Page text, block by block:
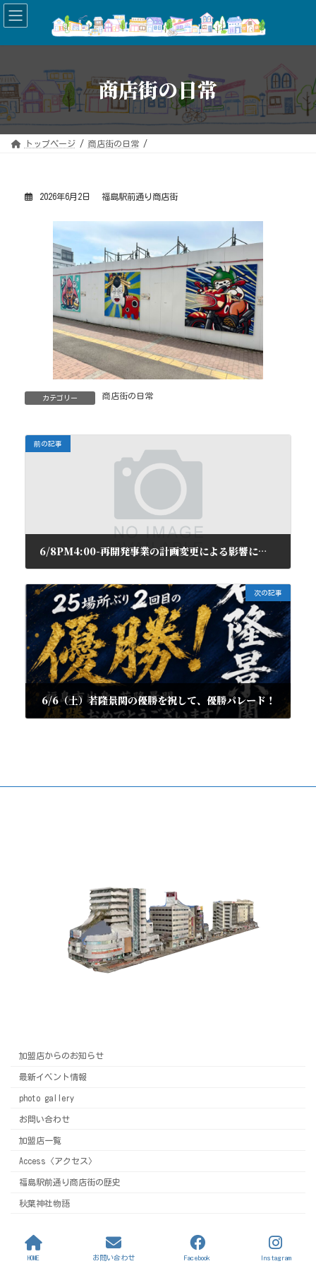
コ
ン
テ
ツ
キ
ッ
プ
ナ
ビ
ゲ
シ
に
移
動
商店街の日常
トップページ 商店街の日常
2026年6月2日 福島駅前通り商店街
カテゴリー 商店街の日常
前の記事
6/8PM4:00-再開発事業の計画変更による影響について 講演会のご案内
次の記事
6/6（土）若隆景関の優勝を祝して、優勝パレード！
2026年6月4日
加盟店からのお知らせ
最新イベント情報
photo gallery
お問い合わせ
加盟店一覧
Access〈アクセス〉
福島駅前通り商店街の歴史
秋葉神社物語
Copyright © 福島駅前通り商店街 All Rights Reserved.
HOME お問い合わせ Facebook Instagram